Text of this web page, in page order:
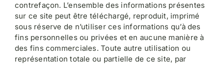
contrefaçon. L’ensemble des informations présentes
sur ce site peut être téléchargé, reproduit, imprimé
sous réserve de n’utiliser ces informations qu’à des
fins personnelles ou privées et en aucune manière à
des fins commerciales. Toute autre utilisation ou
représentation totale ou partielle de ce site, par